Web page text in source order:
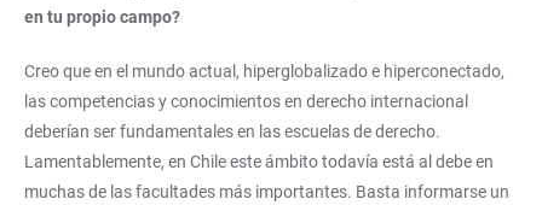
en tu propio campo?
Creo que en el mundo actual, hiperglobalizado e hiperconectado,
las competencias y conocimientos en derecho internacional
deberían ser fundamentales en las escuelas de derecho.
Lamentablemente, en Chile este ámbito todavía está al debe en
muchas de las facultades más importantes. Basta informarse un